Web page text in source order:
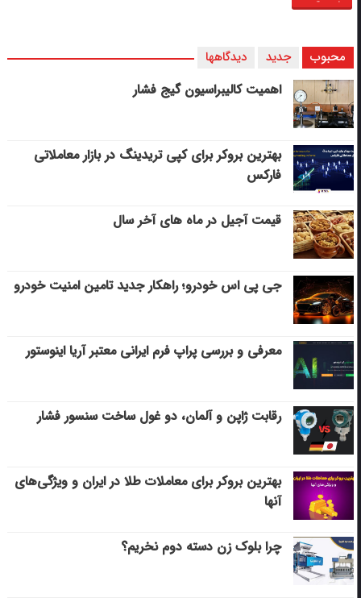
محبوب جدید دیدگاهها
اهمیت کالیبراسیون گیج فشار
بهترین بروکر برای کپی‌ تریدینگ در بازار معاملاتی
فارکس
قیمت آجیل در ماه های آخر سال
جی پی اس خودرو؛ راهکار جدید تامین امنیت خودرو
معرفی و بررسی پراپ فرم ایرانی معتبر آریا اینوستور
رقابت ژاپن و آلمان، دو غول ساخت سنسور فشار
بهترین بروکر برای معاملات طلا در ایران و ویژگی‌های
آنها
چرا بلوک زن دسته دوم نخریم؟